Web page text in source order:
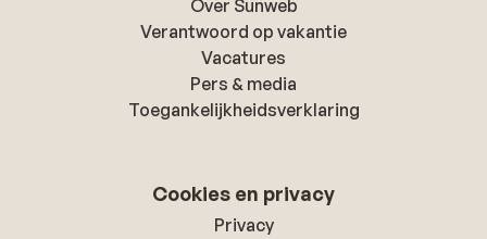
Over Sunweb
Verantwoord op vakantie
Vacatures
Pers & media
Toegankelijkheidsverklaring
Cookies en privacy
Privacy